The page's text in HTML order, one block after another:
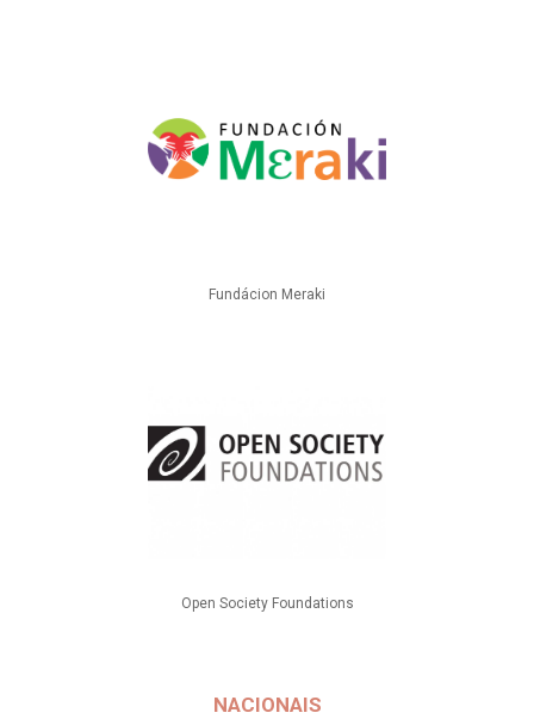
Fundácion Meraki
Open Society Foundations
NACIONAIS